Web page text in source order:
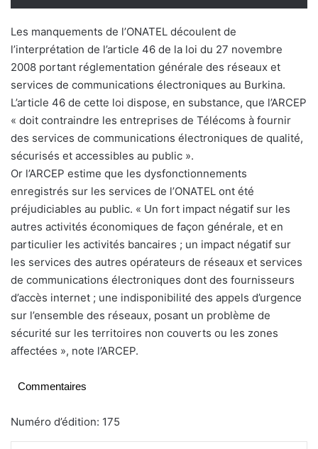
Les manquements de l’ONATEL découlent de
l’interprétation de l’article 46 de la loi du 27 novembre
2008 portant réglementation générale des réseaux et
services de communications électroniques au Burkina.
L’article 46 de cette loi dispose, en substance, que l’ARCEP
« doit contraindre les entreprises de Télécoms à fournir
des services de communications électroniques de qualité,
sécurisés et accessibles au public ».
Or l’ARCEP estime que les dysfonctionnements
enregistrés sur les services de l’ONATEL ont été
préjudiciables au public. « Un fort impact négatif sur les
autres activités économiques de façon générale, et en
particulier les activités bancaires ; un impact négatif sur
les services des autres opérateurs de réseaux et services
de communications électroniques dont des fournisseurs
d’accès internet ; une indisponibilité des appels d’urgence
sur l’ensemble des réseaux, posant un problème de
sécurité sur les territoires non couverts ou les zones
affectées », note l’ARCEP.
Commentaires
Numéro d’édition: 175